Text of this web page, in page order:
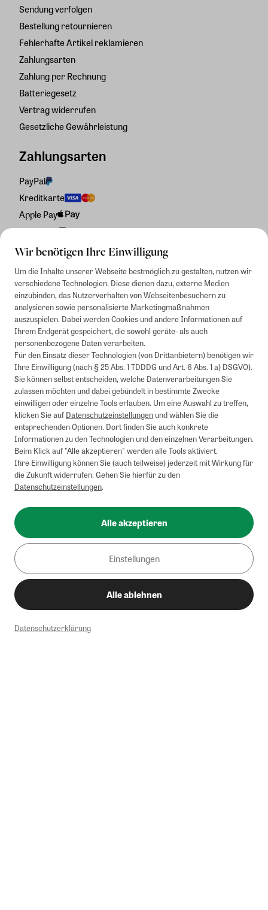
Wir benötigen Ihre Einwilligung
Um die Inhalte unserer Webseite bestmöglich zu gestalten, nutzen wir
verschiedene Technologien. Diese dienen dazu, externe Medien
einzubinden, das Nutzerverhalten von Webseitenbesuchern zu
analysieren sowie personalisierte Marketingmaßnahmen
auszuspielen. Dabei werden Cookies und andere Informationen auf
Ihrem Endgerät gespeichert, die sowohl geräte- als auch
personenbezogene Daten verarbeiten.
Für den Einsatz dieser Technologien (von Drittanbietern) benötigen wir
Ihre Einwilligung (nach § 25 Abs. 1 TDDDG und Art. 6 Abs. 1 a) DSGVO).
Sie können selbst entscheiden, welche Datenverarbeitungen Sie
zulassen möchten und dabei gebündelt in bestimmte Zwecke
einwilligen oder einzelne Tools erlauben. Um eine Auswahl zu treffen,
klicken Sie aufDatenschutzeinstellungenund wählen Sie die
entsprechenden Optionen. Dort finden Sie auch konkrete
Informationen zu den Technologien und den einzelnen Verarbeitungen.
Beim Klick auf "Alle akzeptieren" werden alle Tools aktiviert.
Ihre Einwilligung können Sie (auch teilweise) jederzeit mit Wirkung für
die Zukunft widerrufen. Gehen Sie hierfür zu den
Datenschutzeinstellungen.
Alle akzeptieren
Einstellungen
Alle ablehnen
Datenschutzerklärung
Sendung verfolgen
Bestellung retournieren
Fehlerhafte Artikel reklamieren
Zahlungsarten
Zahlung per Rechnung
Batteriegesetz
Vertrag widerrufen
Gesetzliche Gewährleistung
Zahlungsarten
PayPal
Kreditkarte
Apple Pay
Rechnung